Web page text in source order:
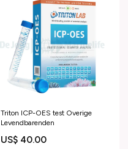
Triton ICP-OES test Overige
Levendbarenden
US$ 40.00